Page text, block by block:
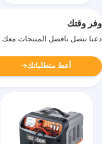
وفر وقتك
دعنا نتصل بأفضل المنتجات معك.
أعط متطلباتك